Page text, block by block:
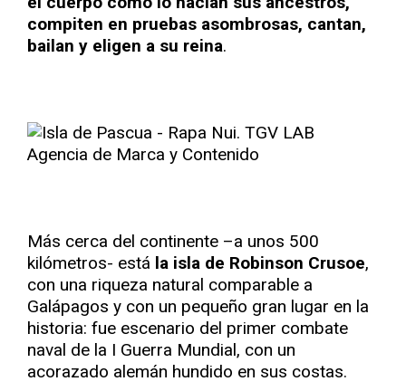
compiten en pruebas asombrosas, cantan,
bailan y eligen a su reina.
Más cerca del continente –a unos 500
kilómetros- está la isla de Robinson Crusoe,
con una riqueza natural comparable a
Galápagos y con un pequeño gran lugar en la
historia: fue escenario del primer combate
naval de la I Guerra Mundial, con un
acorazado alemán hundido en sus costas.